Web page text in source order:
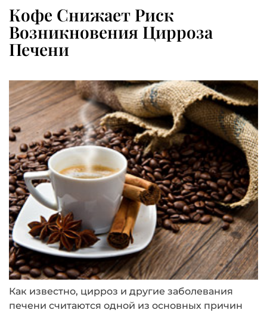
Кофе Снижает Риск
Возникновения Цирроза
Печени
Как известно, цирроз и другие заболевания
печени считаются одной из основных причин